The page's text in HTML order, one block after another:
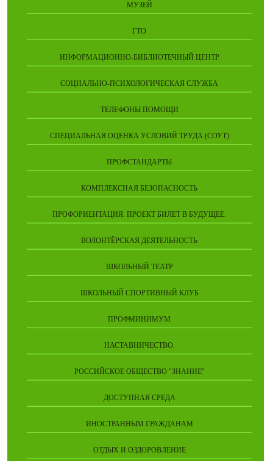
МУЗЕЙ
ГТО
ИНФОРМАЦИОННО-БИБЛИОТЕЧНЫЙ ЦЕНТР
СОЦИАЛЬНО-ПСИХОЛОГИЧЕСКАЯ СЛУЖБА
ТЕЛЕФОНЫ ПОМОЩИ
СПЕЦИАЛЬНАЯ ОЦЕНКА УСЛОВИЙ ТРУДА (СОУТ)
ПРОФСТАНДАРТЫ
КОМПЛЕКСНАЯ БЕЗОПАСНОСТЬ
ПРОФОРИЕНТАЦИЯ. ПРОЕКТ БИЛЕТ В БУДУЩЕЕ.
ВОЛОНТЁРСКАЯ ДЕЯТЕЛЬНОСТЬ
ШКОЛЬНЫЙ ТЕАТР
ШКОЛЬНЫЙ СПОРТИВНЫЙ КЛУБ
ПРОФМИНИМУМ
НАСТАВНИЧЕСТВО.
РОССИЙСКОЕ ОБЩЕСТВО "ЗНАНИЕ"
ДОСТУПНАЯ СРЕДА
ИНОСТРАННЫМ ГРАЖДАНАМ
ОТДЫХ И ОЗДОРОВЛЕНИЕ